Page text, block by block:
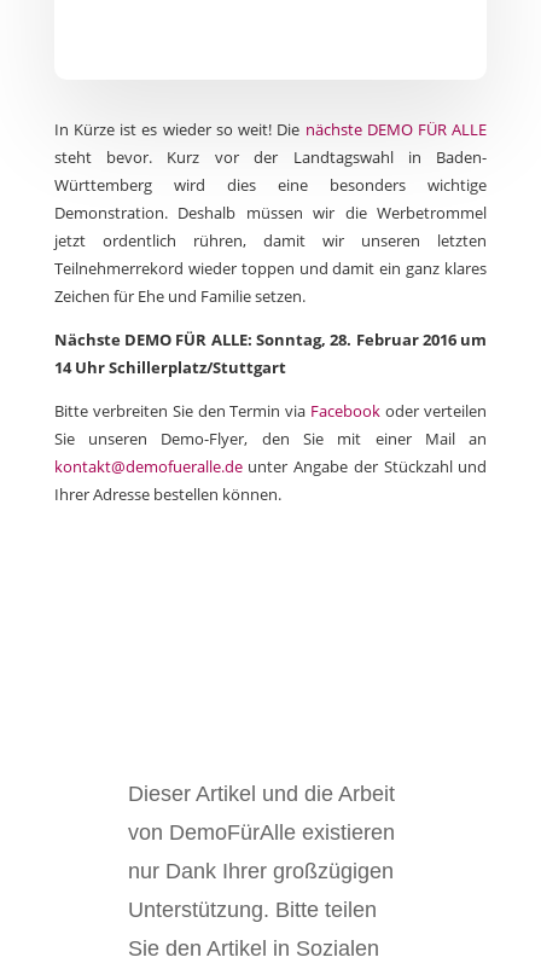
In Kürze ist es wieder so weit! Die nächste DEMO FÜR ALLE
steht bevor. Kurz vor der Landtagswahl in Baden-
Württemberg wird dies eine besonders wichtige
Demonstration. Deshalb müssen wir die Werbetrommel
jetzt ordentlich rühren, damit wir unseren letzten
Teilnehmerrekord wieder toppen und damit ein ganz klares
Zeichen für Ehe und Familie setzen.
Nächste DEMO FÜR ALLE: Sonntag, 28. Februar 2016 um
14 Uhr Schillerplatz/Stuttgart
Bitte verbreiten Sie den Termin via Facebook oder verteilen
Sie unseren Demo-Flyer, den Sie mit einer Mail an
kontakt@demofueralle.deunter Angabe der Stückzahl und
Ihrer Adresse bestellen können.
Dieser Artikel und die Arbeit
von DemoFürAlle existieren
nur Dank Ihrer großzügigen
Unterstützung. Bitte teilen
Sie den Artikel in Sozialen